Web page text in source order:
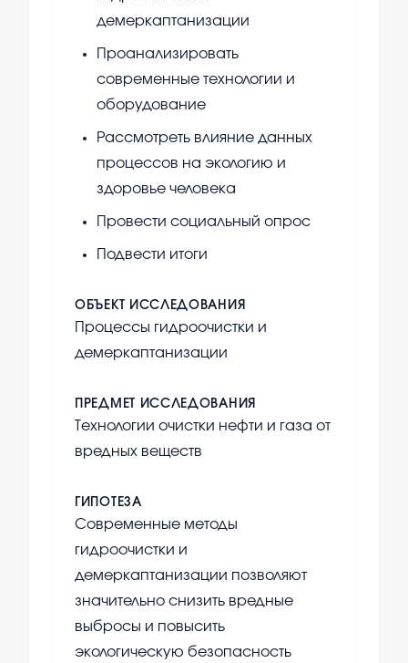
демеркаптанизации
Проанализировать
современные технологии и
оборудование
Рассмотреть влияние данных
процессов на экологию и
здоровье человека
Провести социальный опрос
Подвести итоги
ОБЪЕКТ ИССЛЕДОВАНИЯ
Процессы гидроочистки и
демеркаптанизации
ПРЕДМЕТ ИССЛЕДОВАНИЯ
Технологии очистки нефти и газа от
вредных веществ
ГИПОТЕЗА
Современные методы
гидроочистки и
демеркаптанизации позволяют
значительно снизить вредные
выбросы и повысить
экологическую безопасность